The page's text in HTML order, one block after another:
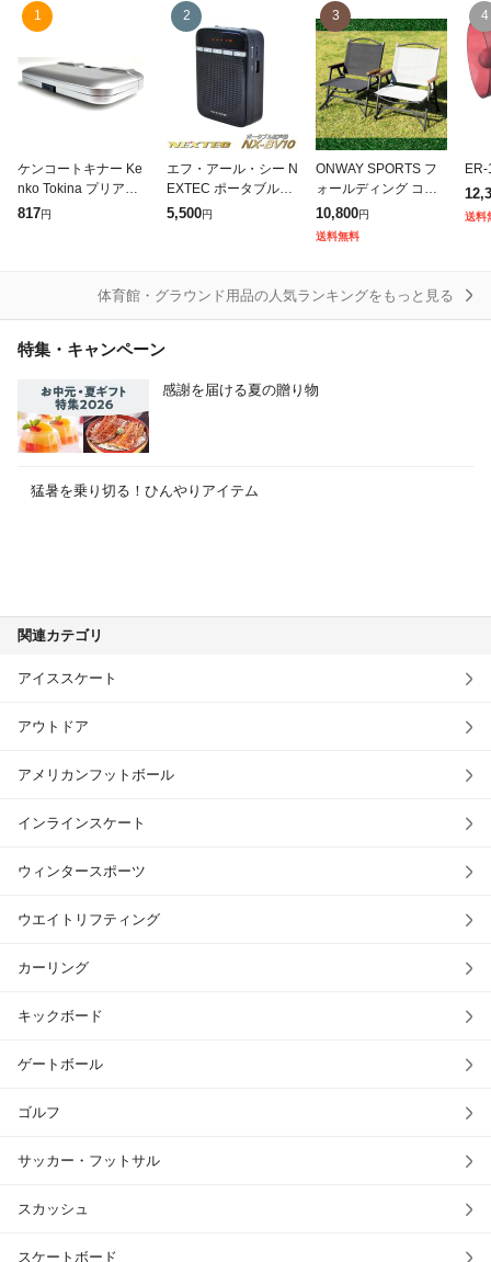
ロイター板
一輪車
体力測定器
拡声器・メガホン
運動会用品
防球ネット
集会テント
はちまき
1
ケンコートキナー Ke
nko Tokina プリアン
Pliant 3×25スリム シ
817円
2
エフ・アール・シー N
EXTEC ポータブル拡
声器 NX-BV10W NX-
5,500円
3
ONWAY SPORTS フ
ォールディング コッ
トン アームウッド ロ
ーチェア ブラックor
10,800円
送料無料
4
送料
体育館・グラウンド用品の人気ランキングをもっと見る
特集・キャンペーン
感謝を届ける夏の贈り物
猛暑を乗り切る！ひんやりアイテム
関連カテゴリ
アイススケート
アウトドア
アメリカンフットボール
インラインスケート
ウィンタースポーツ
ウエイトリフティング
カーリング
キックボード
ゲートボール
ゴルフ
サッカー・フットサル
スカッシュ
スケートボード